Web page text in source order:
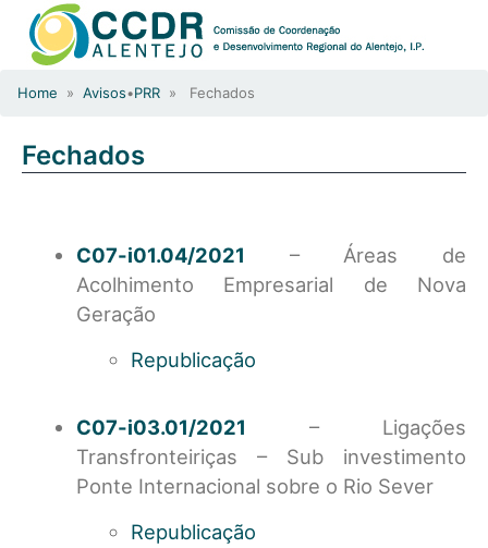
Home » Avisos•PRR » Fechados
Fechados
C07-i01.04/2021 – Áreas de
Acolhimento Empresarial de Nova
Geração
Republicação
C07-i03.01/2021 – Ligações
Transfronteiriças – Sub investimento
Ponte Internacional sobre o Rio Sever
Republicação